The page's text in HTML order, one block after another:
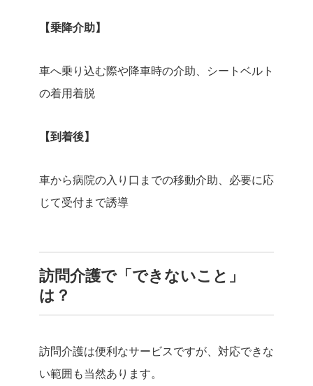
【乗降介助】
車へ乗り込む際や降車時の介助、シートベルト
の着用着脱
【到着後】
車から病院の入り口までの移動介助、必要に応
じて受付まで誘導
訪問介護で「できないこと」
は？
訪問介護は便利なサービスですが、対応できな
い範囲も当然あります。